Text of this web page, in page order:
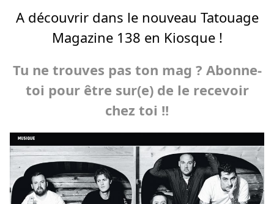
A découvrir dans le nouveau Tatouage
Magazine 138 en Kiosque !
Tu ne trouves pas ton mag ? Abonne-
toi pour être sur(e) de le recevoir
chez toi !!